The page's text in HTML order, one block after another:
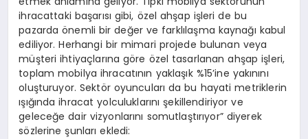
ihracattaki başarısı gibi, özel ahşap işleri de bu
pazarda önemli bir değer ve farklılaşma kaynağı kabul
ediliyor. Herhangi bir mimari projede bulunan veya
müşteri ihtiyaçlarına göre özel tasarlanan ahşap işleri,
toplam mobilya ihracatının yaklaşık %15’ine yakınını
oluşturuyor. Sektör oyuncuları da bu hayati metriklerin
ışığında ihracat yolculuklarını şekillendiriyor ve
geleceğe dair vizyonlarını somutlaştırıyor” diyerek
sözlerine şunları ekledi: